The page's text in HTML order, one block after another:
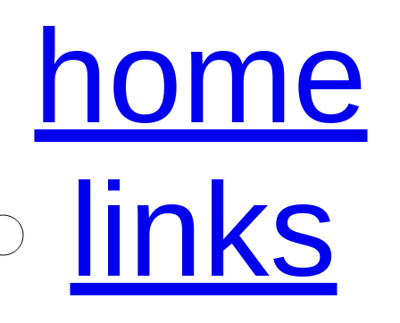
home
links